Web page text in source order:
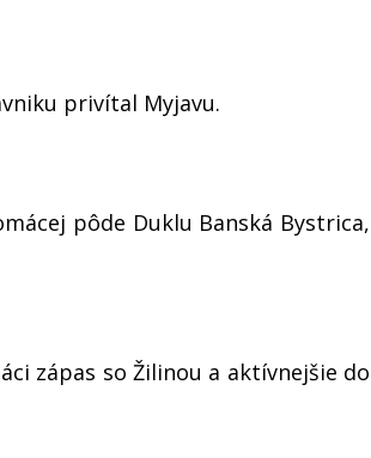
privítal Myjavu.
pôde Duklu Banská Bystrica,
zápas so Žilinou a aktívnejšie do